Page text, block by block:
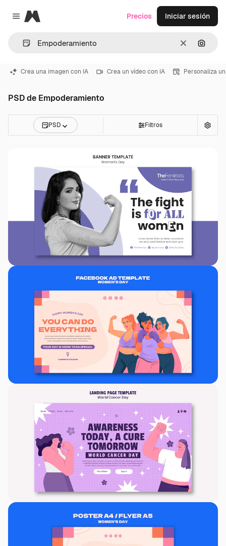
Close menu
Magnific
Borrar
Precios Iniciar sesión
Crea una imagen con IA Crea un vídeo con IA Personaliza
PSD de Empoderamiento
PSD Filtros